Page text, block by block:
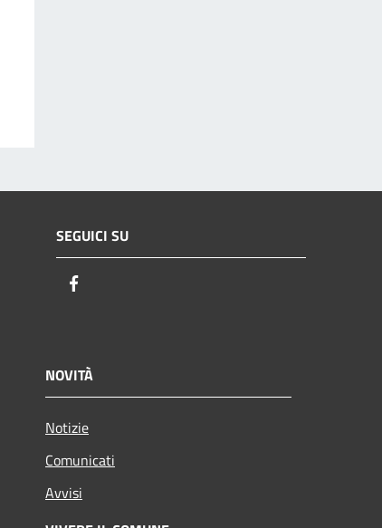
SEGUICI SU
NOVITÀ
Notizie
Comunicati
Avvisi